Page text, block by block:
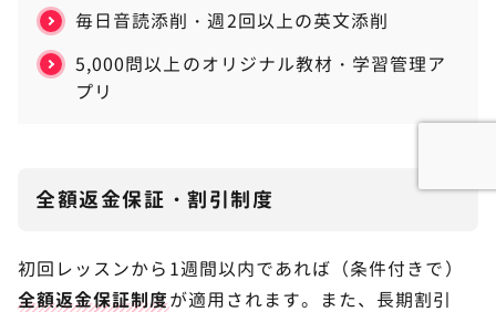
毎日音読添削・週2回以上の英文添削
5,000問以上のオリジナル教材・学習管理ア
プリ
全額返金保証・割引制度
初回レッスンから1週間以内であれば（条件付きで）
全額返金保証制度が適用されます。また、長期割引